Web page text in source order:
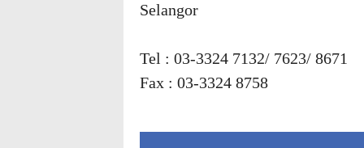
Selangor
Tel : 03-3324 7132/ 7623/ 8671
Fax : 03-3324 8758